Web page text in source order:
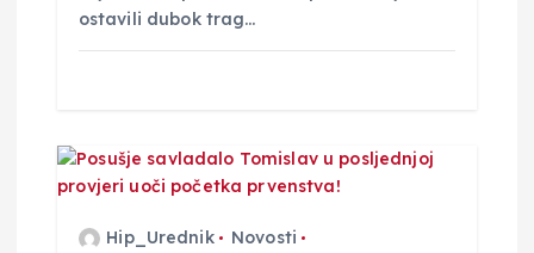
ostavili dubok trag…
Hip_Urednik
Novosti